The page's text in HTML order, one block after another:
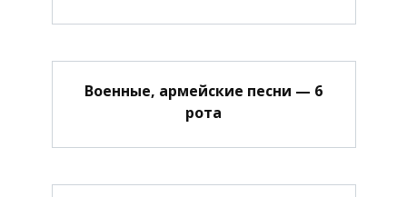
Военные, армейские песни — 6
рота